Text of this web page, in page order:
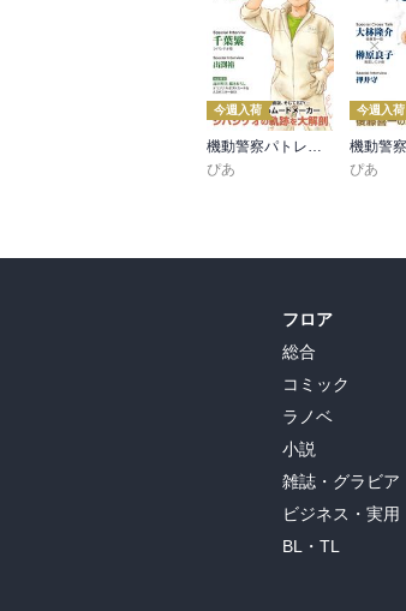
今週入荷
機動警察パトレイバー シバシゲオぴあ
ぴあ
今週入荷
ぴあ
フロア
総合
コミック
ラノベ
小説
雑誌・グラビア
ビジネス・実用
BL・TL